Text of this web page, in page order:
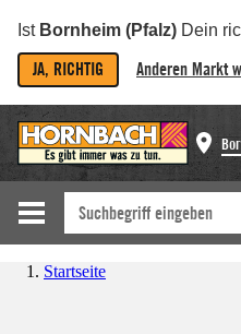
Ist Bornheim (Pfalz) Dein
JA, RICHTIG Anderen Markt
Startseite